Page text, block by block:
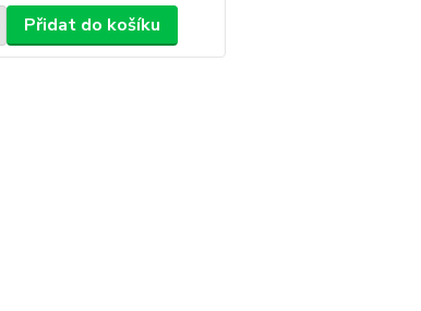
Přidat do košíku